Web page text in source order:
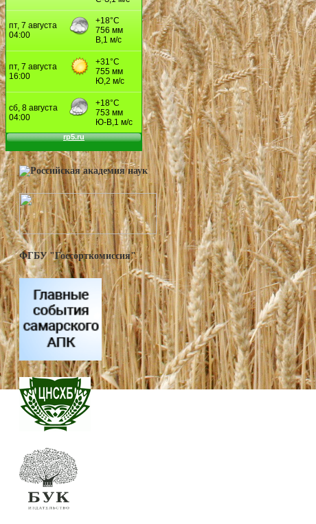
ФГБУ "Госсорткомиссия"